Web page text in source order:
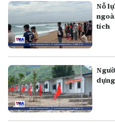
Nỗ
tích